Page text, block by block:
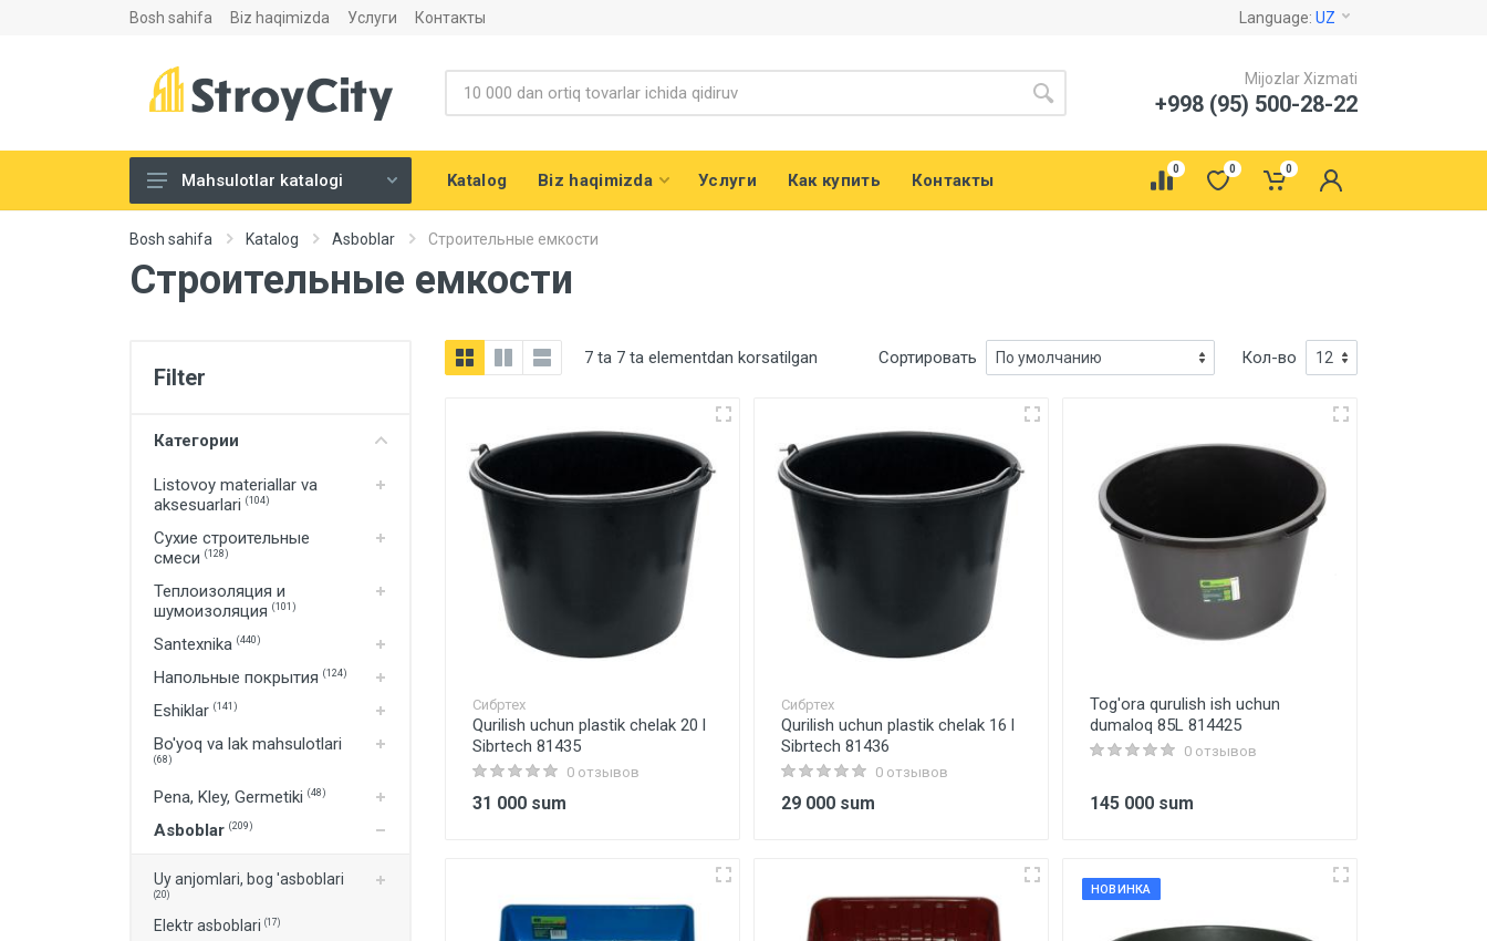
Bosh sahifa Biz haqimizda Услуги Контакты Language: UZ
Mijozlar Xizmati
+998 (95) 500-28-22
Listovoy materiallar va
aksesuarlari
Сухие строительные смеси
Santexnika
Bo'yoq va lak mahsulotlari
Pena, Kley, Germetiki
Asboblar
Крепеж
Mahsulotlar katalogi Katalog Biz haqimizda Услуги Как купить Контакты
0 0 0
Bosh sahifa Katalog Asboblar Строительные емкости
Строительные емкости
Filter
Категории
Listovoy materiallar va
aksesuarlari (104)
Сухие строительные
смеси (128)
Теплоизоляция и
шумоизоляция (101)
Santexnika (440)
Напольные покрытия (124)
Eshiklar (141)
Bo'yoq va lak mahsulotlari
(68)
Pena, Kley, Germetiki (48)
Asboblar (209)
Uy anjomlari, bog 'asboblari
(20)
Elektr asboblari (17)
7 ta 7 ta elementdan korsatilgan Сортировать Кол-во
Сибртех
Qurilish uchun plastik chelak 20 l
Sibrtech 81435
0 отзывов
31 000 sum
Сибртех
Qurilish uchun plastik chelak 16 l
Sibrtech 81436
0 отзывов
29 000 sum
Tog'ora qurulish ish uchun
dumaloq 85L 814425
0 отзывов
145 000 sum
НОВИНКА